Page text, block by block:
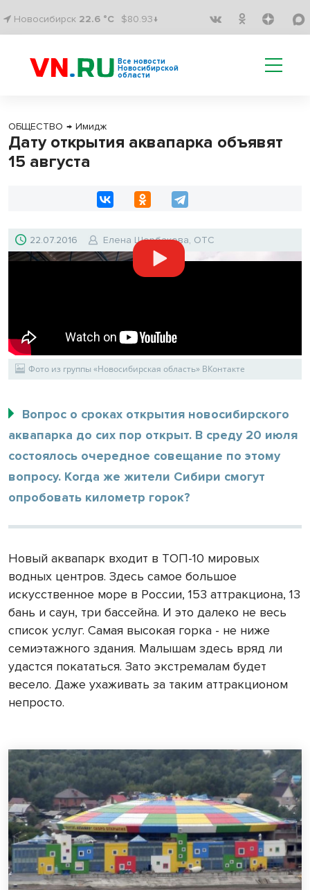
Новосибирск 22.6 °C $80.93↓
Все новости
Новосибирской
области
ОБЩЕСТВО → Имидж
Дату открытия аквапарка объявят
15 августа
22.07.2016 Елена Щербакова, ОТС
Фото из группы «Новосибирская область» ВКонтакте
Вопрос о сроках открытия новосибирского
аквапарка до сих пор открыт. В среду 20 июля
состоялось очередное совещание по этому
вопросу. Когда же жители Сибири смогут
опробовать километр горок?
Новый аквапарк входит в ТОП-10 мировых
водных центров. Здесь самое большое
искусственное море в России, 153 аттракциона, 13
бань и саун, три бассейна. И это далеко не весь
список услуг. Самая высокая горка - не ниже
семиэтажного здания. Малышам здесь вряд ли
удастся покататься. Зато экстремалам будет
весело. Даже ухаживать за таким аттракционом
непросто.